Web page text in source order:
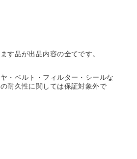
す品が出品内容の全てです。
・ベルト・フィルター・シールな
耐久性に関しては保証対象外で